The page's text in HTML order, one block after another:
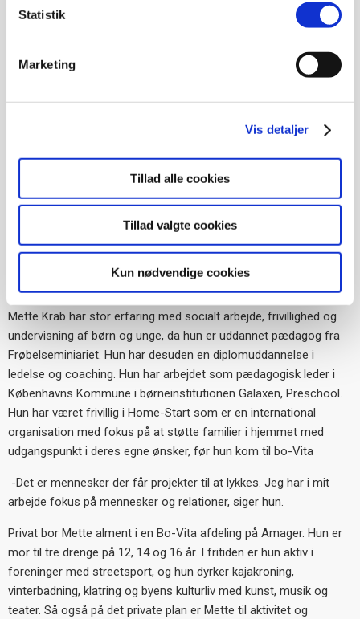
data i USA, som i henhold til GDPR betragtes som et
Vores partnere kan kombinere disse data med andre
indsamlet fra din øvrige brug af deres tjenester.
Statistik
Marketing
Vis detaljer
Tillad alle cookies
Tillad valgte cookies
Kun nødvendige cookies
Mette er tovholder for aktiviteterne i Den Grønne Trekant.
Mennesker får projekter til at lykkes
Mette Krab har stor erfaring med socialt arbejde, frivillighed og
undervisning af børn og unge, da hun er uddannet pædagog fra
Frøbelseminiariet. Hun har desuden en diplomuddannelse i
ledelse og coaching. Hun har arbejdet som pædagogisk leder i
Københavns Kommune i børneinstitutionen Galaxen, Preschool.
Hun har været frivillig i Home-Start som er en international
organisation med fokus på at støtte familier i hjemmet med
udgangspunkt i deres egne ønsker, før hun kom til bo-Vita
-Det er mennesker der får projekter til at lykkes. Jeg har i mit
arbejde fokus på mennesker og relationer, siger hun.
Privat bor Mette alment i en Bo-Vita afdeling på Amager. Hun er
mor til tre drenge på 12, 14 og 16 år. I fritiden er hun aktiv i
foreninger med streetsport, og hun dyrker kajakroning,
vinterbadning, klatring og byens kulturliv med kunst, musik og
teater. Så også på det private plan er Mette til aktivitet og